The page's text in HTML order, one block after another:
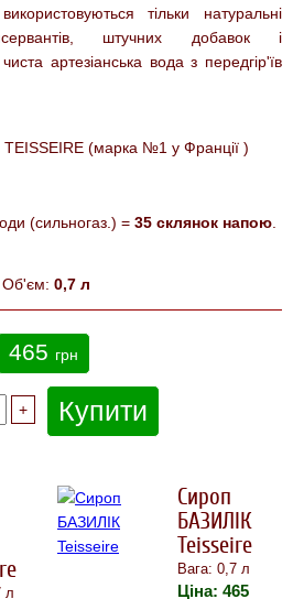
тільки натуральні
штучних добавок і
артезіанська вода з передгір'їв
TEISSEIRE (марка №1 у Франції )
(сильногаз.) = 35 склянок напою
Об'єм: 0,7 л
465 грн
Купити
л
Сироп
БАЗИЛІК
Teisseire
Вага: 0,7 л
Ціна: 465